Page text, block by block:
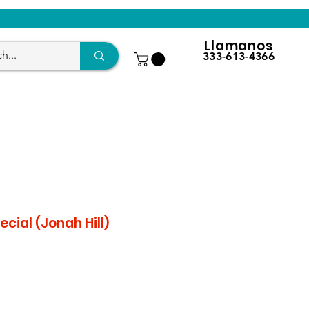
Llamanos
333-613-4366
(Jonah Hill)